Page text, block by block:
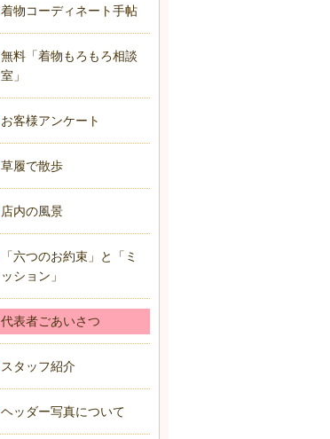
着物コーディネート手帖
無料「着物もろもろ相談
室」
お客様アンケート
草履で散歩
店内の風景
「六つのお約束」と「ミ
ッション」
代表者ごあいさつ
スタッフ紹介
ヘッダー写真について